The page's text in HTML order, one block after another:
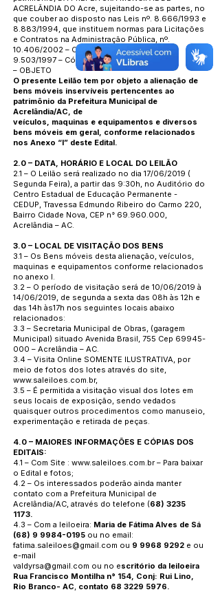
ACRELÂNDIA DO Acre, sujeitando-se as partes, no
que couber ao disposto nas Leis nº. 8.666/1993 e
8.883/1994, que instituem normas para Licitações
e Contratos na Administração Pública, nº.
10.406/2002 – Código Civil Brasileiro e nº.
9.503/1997 – Código de Trânsito Brasileiro.
– OBJETO
O presente Leilão tem por objeto a alienação de
bens móveis inservíveis pertencentes ao
patrimônio da Prefeitura Municipal de
Acrelândia/AC, de
veículos, maquinas e equipamentos e diversos
bens móveis em geral, conforme relacionados
nos Anexo “I” deste Edital.
2.0 – DATA, HORÁRIO E LOCAL DO LEILÃO
2.1 – O Leilão será realizado no dia 17/06/2019 (
Segunda Feira), a partir das 9:30h, no Auditório do
Centro Estadual de Educação Permanente -
CEDUP, Travessa Edmundo Ribeiro do Carmo 220,
Bairro Cidade Nova, CEP n° 69.960.000,
Acrelândia – AC.
3.0 – LOCAL DE VISITAÇÃO DOS BENS
3.1 – Os Bens móveis desta alienação, veículos,
maquinas e equipamentos conforme relacionados
no anexo I.
3.2 – O período de visitação será de 10/06/2019 à
14/06/2019, de segunda a sexta das 08h às 12h e
das 14h às17h nos seguintes locais abaixo
relacionados:
3.3 – Secretaria Municipal de Obras, (garagem
Municipal) situado Avenida Brasil, 755 Cep 69945-
000 – Acrelândia – AC.
3.4 – Visita Online SOMENTE ILUSTRATIVA, por
meio de fotos dos lotes através do site,
www.saleiloes.com.br,
3.5 – É permitida a visitação visual dos lotes em
seus locais de exposição, sendo vedados
quaisquer outros procedimentos como manuseio,
experimentação e retirada de peças.
4.0 – MAIORES INFORMAÇÕES E CÓPIAS DOS
EDITAIS:
4.1 – Com Site : www.saleiloes.com.br – Para baixar
o Edital e fotos;
4.2 – Os interessados poderão ainda manter
contato com a Prefeitura Municipal de
Acrelândia/AC, através do telefone (68) 3235
1173.
4.3 – Com a leiloeira: Maria de Fátima Alves de Sá
(68) 9 9984-0195 ou no email:
fatima.saleiloes@gmail.com ou 9 9968 9292 e ou
e-mail
valdyrsa@gmail.com ou no escritório da leiloeira
Rua Francisco Montilha n° 154, Conj: Rui Lino,
Rio Branco- AC, contato 68 3229 5976.